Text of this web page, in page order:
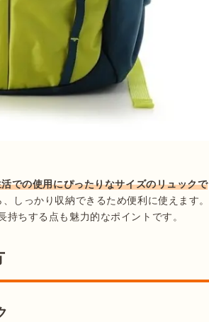
での使用にぴったりなサイズのリュックで
しっかり収納できるため便利に使えます。
ちする点も魅力的なポイントです。